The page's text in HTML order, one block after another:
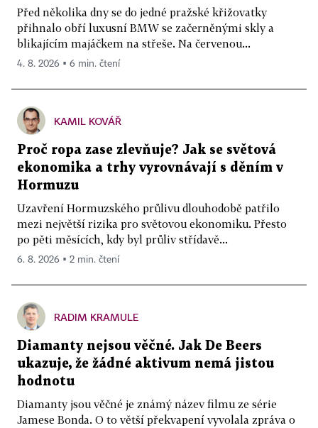
Před několika dny se do jedné pražské křižovatky
přihnalo obří luxusní BMW se začerněnými skly a
blikajícím majáčkem na střeše. Na červenou...
4. 8. 2026 ▪ 6 min. čtení
KAMIL KOVÁŘ
Proč ropa zase zlevňuje? Jak se světová
ekonomika a trhy vyrovnávají s děním v
Hormuzu
Uzavření Hormuzského průlivu dlouhodobě patřilo
mezi největší rizika pro světovou ekonomiku. Přesto
po pěti měsících, kdy byl průliv střídavě...
6. 8. 2026 ▪ 2 min. čtení
RADIM KRAMULE
Diamanty nejsou věčné. Jak De Beers
ukazuje, že žádné aktivum nemá jistou
hodnotu
Diamanty jsou věčné je známý název filmu ze série
Jamese Bonda. O to větší překvapení vyvolala zpráva o